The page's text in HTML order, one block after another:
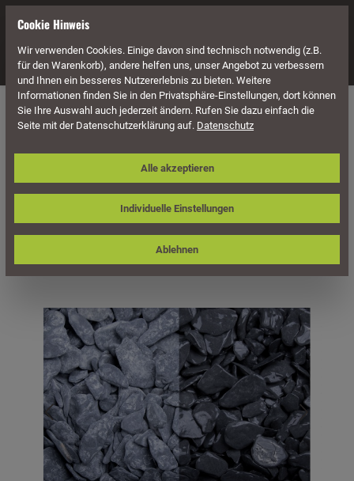
Navigation
Naturstein Getrommelte Ziersplitte / Zierkiese
Ziersplitt / Edelsplitt / Canadian Slate
schwarz getrommelt
Bildergalerie überspringen
Cookie Hinweis
Wir verwenden Cookies. Einige davon sind technisch notwendig (z.B.
für den Warenkorb), andere helfen uns, unser Angebot zu verbessern
und Ihnen ein besseres Nutzererlebnis zu bieten. Weitere
Informationen finden Sie in den Privatsphäre-Einstellungen, dort können
Sie Ihre Auswahl auch jederzeit ändern. Rufen Sie dazu einfach die
Seite mit der Datenschutzerklärung auf. Datenschutz
Individuelle Einstellungen
Ablehnen
Alle akzeptieren